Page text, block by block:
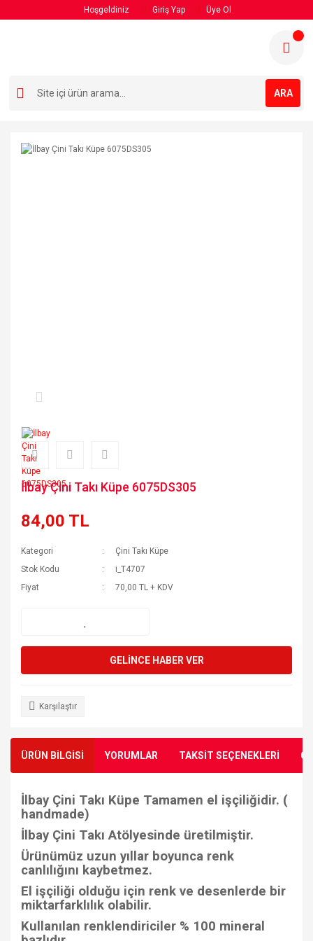
Hoşgeldiniz Giriş Yap Üye Ol
ARA
İlbay Çini Takı Küpe 6075DS305
84,00 TL
Kategori
Çini Takı Küpe
Stok Kodu
i_T4707
Fiyat
70,00 TL + KDV
GELİNCE HABER VER
Karşılaştır
ÜRÜN BİLGİSİ YORUMLAR TAKSİT SEÇENEKLERİ
İlbay Çini Takı Küpe Tamamen el işçiliğidir. (
handmade)
İlbay Çini Takı Atölyesinde üretilmiştir.
Ürünümüz uzun yıllar boyunca renk
canlılığını kaybetmez.
El işçiliği olduğu için renk ve desenlerde bir
miktarfarklılık olabilir.
Kullanılan renklendiriciler % 100 mineral